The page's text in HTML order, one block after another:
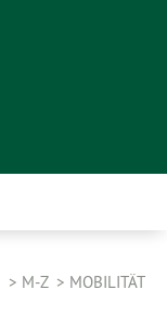
M-Z MOBILITÄT